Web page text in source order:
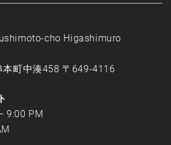
cho Higashimuro
町中湊458 〒649-4116
9:00 PM